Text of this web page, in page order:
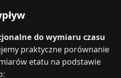
do wymiaru czasu
praktyczne porównanie
etatu na podstawie